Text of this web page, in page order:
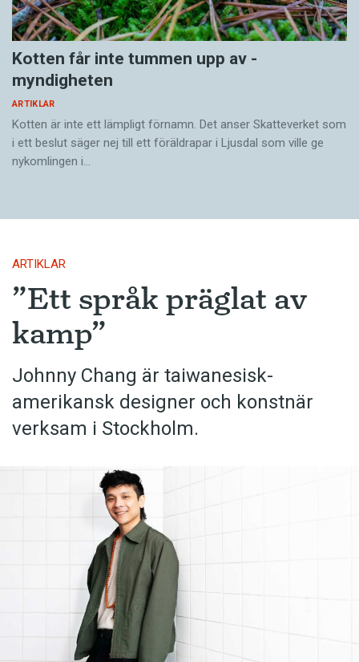
Kotten får inte tummen upp av ­
myndigheten
ARTIKLAR
Kotten är inte ett lämpligt förnamn. Det anser Skatte­verket som
i ett beslut säger nej till ett föräldra­par i Ljusdal som ville ge
nykomlingen i…
ARTIKLAR
”Ett språk präglat av
kamp”
Johnny Chang är taiwanesisk-
amerikansk designer och konstnär
verksam i Stockholm.